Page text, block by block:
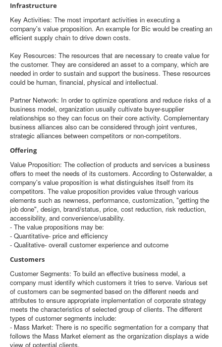
Infrastructure
Key Activities: The most important activities in executing a
company's value proposition. An example for Bic would be creating an
efficient supply chain to drive down costs.
Key Resources: The resources that are necessary to create value for
the customer. They are considered an asset to a company, which are
needed in order to sustain and support the business. These resources
could be human, financial, physical and intellectual.
Partner Network: In order to optimize operations and reduce risks of a
business model, organization usually cultivate buyer-supplier
relationships so they can focus on their core activity. Complementary
business alliances also can be considered through joint ventures,
strategic alliances between competitors or non-competitors.
Offering
Value Proposition: The collection of products and services a business
offers to meet the needs of its customers. According to Osterwalder, a
company's value proposition is what distinguishes itself from its
competitors. The value proposition provides value through various
elements such as newness, performance, customization, "getting the
job done", design, brand/status, price, cost reduction, risk reduction,
accessibility, and convenience/usability.
- The value propositions may be:
- Quantitative- price and efficiency
- Qualitative- overall customer experience and outcome
Customers
Customer Segments: To build an effective business model, a
company must identify which customers it tries to serve. Various set
of customers can be segmented based on the different needs and
attributes to ensure appropriate implementation of corporate strategy
meets the characteristics of selected group of clients. The different
types of customer segments include:
- Mass Market: There is no specific segmentation for a company that
follows the Mass Market element as the organization displays a wide
view of potential clients.